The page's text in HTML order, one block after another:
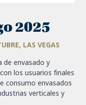
2025
LAS VEGAS
de envasado y
los usuarios finales
consumo envasados
verticales y